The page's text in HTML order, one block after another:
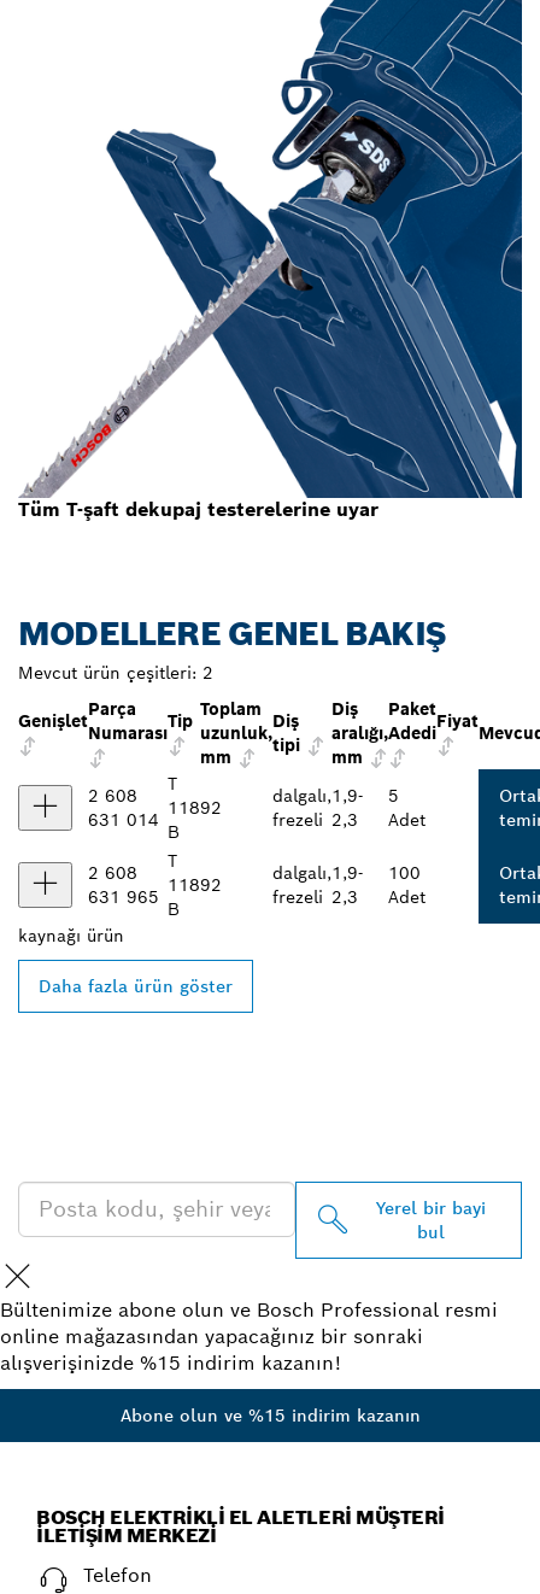
Tüm T-şaft dekupaj testerelerine uyar
MODELLERE GENEL BAKIŞ
Mevcut ürün çeşitleri: 2
Genişlet
Parça
Numarası
Tip
Toplam
uzunluk,
mm
Diş
tipi
Diş
aralığı,
mm
Paket
Adedi
Fiyat
2 608
631 014
T
118
B
92
dalgalı,
frezeli
1,9-
2,3
5
Adet
2 608
631 965
T
118
B
92
dalgalı,
frezeli
1,9-
2,3
100
Adet
kaynağı ürün
Daha fazla ürün göster
Yerel bir bayi
bul
Bültenimize abone olun ve Bosch Professional resmi
online mağazasından yapacağınız bir sonraki
alışverişinizde %15 indirim kazanın!
Abone olun ve %15 indirim kazanın
BOSCH ELEKTRIKLI EL ALETLERI MÜŞTERI
İLETIŞIM MERKEZI
Telefon